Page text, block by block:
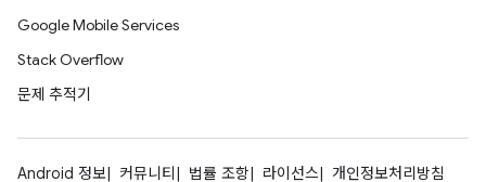
Google Mobile Services
Stack Overflow
문제 추적기
Android 정보 커뮤니티 법률 조항 라이선스
개인정보처리방침